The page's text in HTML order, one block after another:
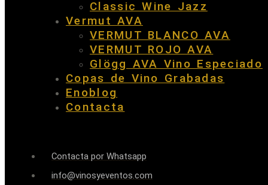
Classic Wine Jazz
Vermut AVA
VERMUT BLANCO AVA
VERMUT ROJO AVA
Glögg AVA Vino Especiado
Copas de Vino Grabadas
Enoblog
Contacta
Contacta por Whatsapp
info@vinosyeventos.com